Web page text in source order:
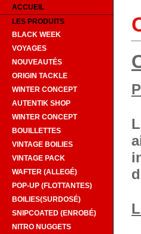
ACCUEIL
LES PRODUITS
BLACK WEEK
VOYAGES
NOUVEAUTÉS
ORIGIN TACKLE
WINTER CONCEPT
AUTENTIK SHOP
WINTER CONCEPT
BOUILLETTES
VINTAGE BOILIES
VINTAGE PACK
WAFTER (ALLEGÉ)
POP-UP (FLOTTANTES)
BOILIES(SURDOSÉ)
SNIPCOATED (ENROBÉ)
NITRO NUGGETS